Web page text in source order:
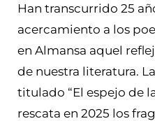
Han transcurrido 25
acercamiento a los
en Almansa aquel
de nuestra literatura.
titulado “El espejo de
rescata en 2025 los